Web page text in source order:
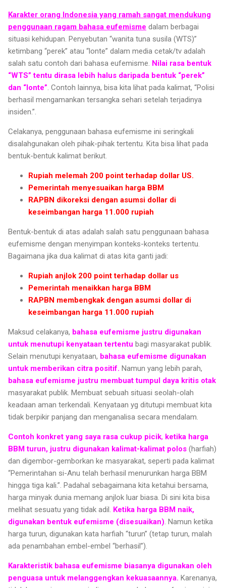
Karakter orang Indonesia yang ramah sangat mendukung
penggunaan ragam bahasa eufemisme dalam berbagai
situasi kehidupan. Penyebutan “wanita tuna susila (WTS)”
ketimbang “perek” atau “lonte” dalam media cetak/tv adalah
salah satu contoh dari bahasa eufemisme. Nilai rasa bentuk
“WTS” tentu dirasa lebih halus daripada bentuk “perek”
dan “lonte”. Contoh lainnya, bisa kita lihat pada kalimat, “Polisi
berhasil mengamankan tersangka sehari setelah terjadinya
insiden.”.
Celakanya, penggunaan bahasa eufemisme ini seringkali
disalahgunakan oleh pihak-pihak tertentu. Kita bisa lihat pada
bentuk-bentuk kalimat berikut.
Rupiah melemah 200 point terhadap dollar US.
Pemerintah menyesuaikan harga BBM
RAPBN dikoreksi dengan asumsi dollar di
keseimbangan harga 11.000 rupiah
Bentuk-bentuk di atas adalah salah satu penggunaan bahasa
eufemisme dengan menyimpan konteks-konteks tertentu.
Bagaimana jika dua kalimat di atas kita ganti jadi:
Rupiah anjlok 200 point terhadap dollar us
Pemerintah menaikkan harga BBM
RAPBN membengkak dengan asumsi dollar di
keseimbangan harga 11.000 rupiah
Maksud celakanya, bahasa eufemisme justru digunakan
untuk menutupi kenyataan tertentu bagi masyarakat publik.
Selain menutupi kenyataan, bahasa eufemisme digunakan
untuk memberikan citra positif. Namun yang lebih parah,
bahasa eufemisme justru membuat tumpul daya kritis otak
masyarakat publik. Membuat sebuah situasi seolah-olah
keadaan aman terkendali. Kenyataan yg ditutupi membuat kita
tidak berpikir panjang dan menganalisa secara mendalam.
Contoh konkret yang saya rasa cukup picik, ketika harga
BBM turun, justru digunakan kalimat-kalimat polos (harfiah)
dan digembor-gemborkan ke masyarakat, seperti pada kalimat
“Pemerintahan si-Anu telah berhasil menurunkan harga BBM
hingga tiga kali.”. Padahal sebagaimana kita ketahui bersama,
harga minyak dunia memang anjlok luar biasa. Di sini kita bisa
melihat sesuatu yang tidak adil. Ketika harga BBM naik,
digunakan bentuk eufemisme (disesuaikan). Namun ketika
harga turun, digunakan kata harfiah “turun” (tetap turun, malah
ada penambahan embel-embel “berhasil”).
Karakteristik bahasa eufemisme biasanya digunakan oleh
penguasa untuk melanggengkan kekuasaannya. Karenanya,